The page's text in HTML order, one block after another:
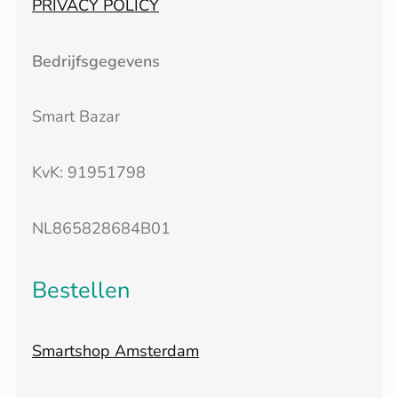
PRIVACY POLICY
Bedrijfsgegevens
Smart Bazar
KvK: 91951798
NL865828684B01
Bestellen
Smartshop Amsterdam